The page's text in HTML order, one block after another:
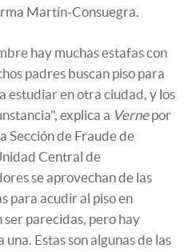
Martín-Consuegra.
hay muchas estafas con
padres buscan piso para
estudiar en otra ciudad, y los
explica a Vernepor
Sección de Fraude de
Central de
se aprovechan de las
para acudir al piso en
ser parecidas, pero hay
Estas son algunas de las